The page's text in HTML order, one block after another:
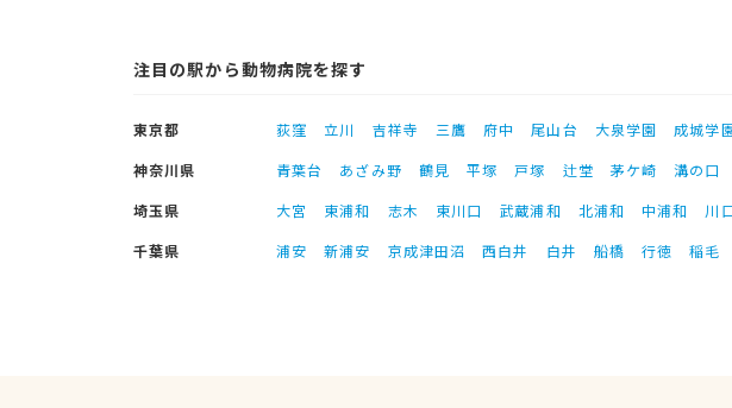
注目の駅から動物病院を探す
東京都 荻窪 立川 吉祥寺 三鷹 府中 尾山台 大泉学園 成城学
神奈川県
青葉台 あざみ野 鶴見 平塚 戸塚 辻堂 茅ケ崎
溝の口
埼玉県
大宮 東浦和 志木 東川口 武蔵浦和 北浦和 中浦和
川
千葉県
浦安 新浦安 京成津田沼 西白井 白井 船橋 行徳 稲毛